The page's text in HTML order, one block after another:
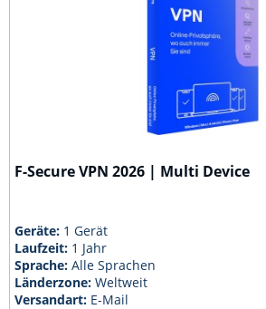
F-Secure VPN 2026 | Multi Device
Geräte: 1 Gerät
Laufzeit: 1 Jahr
Sprache:Alle Sprachen
Länderzone:Weltweit
Versandart: E-Mail